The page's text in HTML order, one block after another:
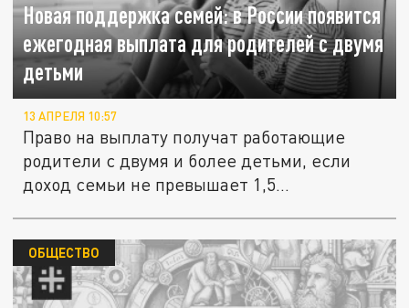
Новая поддержка семей: в России появится
ежегодная выплата для родителей с двумя
детьми
13 АПРЕЛЯ 10:57
Право на выплату получат работающие
родители с двумя и более детьми, если
доход семьи не превышает 1,5...
ОБЩЕСТВО